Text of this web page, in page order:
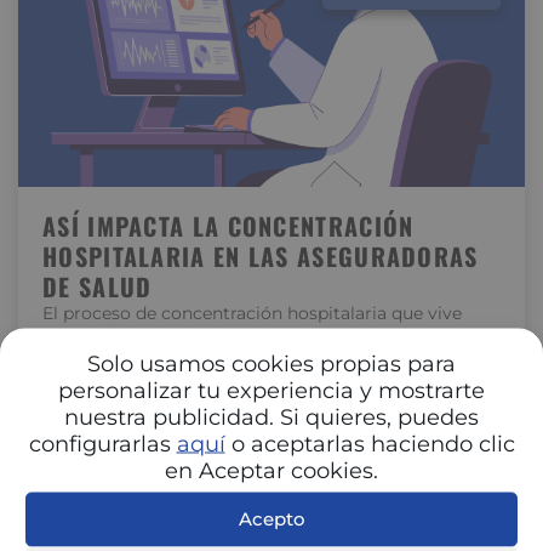
Solo usamos cookies propias para
personalizar tu experiencia y mostrarte
nuestra publicidad. Si quieres, puedes
configurarlas aquío aceptarlas haciendo clic
en Aceptar cookies.
Acepto
ASÍ IMPACTA LA CONCENTRACIÓN
HOSPITALARIA EN LAS ASEGURADORAS
DE SALUD
El proceso de concentración hospitalaria que vive
España está transformando la relación entre
hospitales y aseguradoras. La unión de centros…